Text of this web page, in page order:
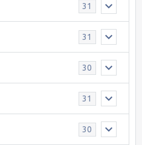
31
31
30
31
30